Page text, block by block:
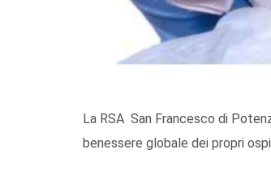
La RSA San Francesco di
benessere globale dei propri